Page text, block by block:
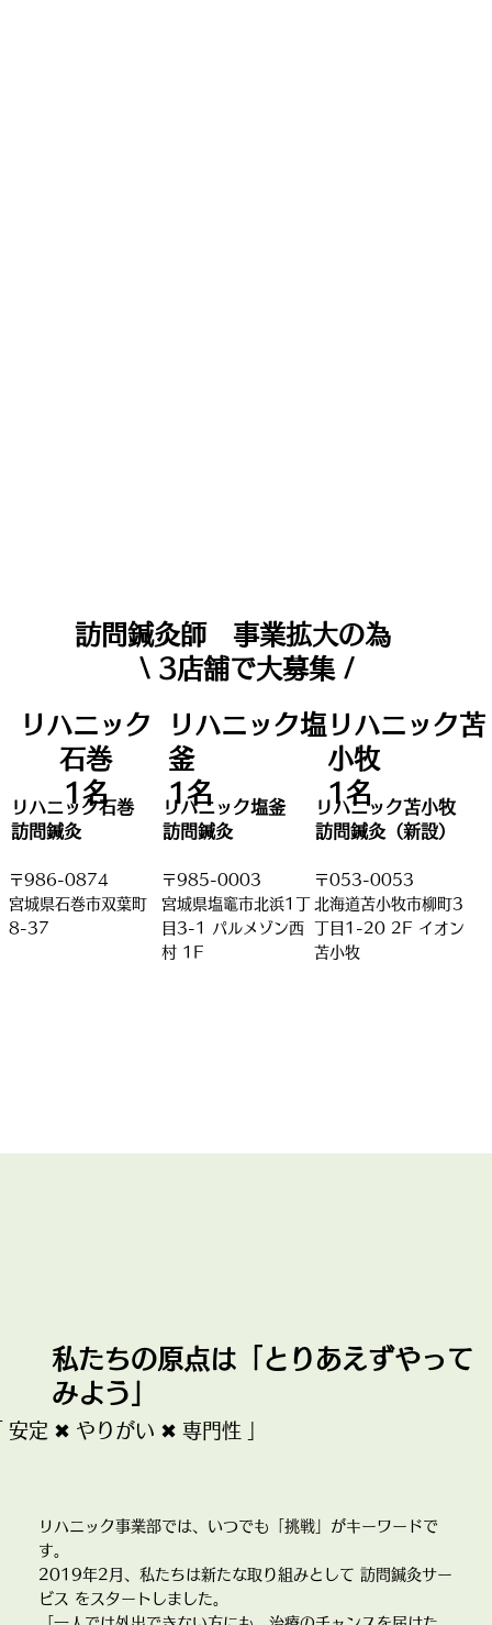
​訪問鍼灸師 事業拡大の為
\ 3店舗で大募集 /
リハニック
石巻
1名
リハニック塩
釜
1名
リハニック苫
小牧
1名
​リハニック石巻
訪問鍼灸
〒986-0874
宮城県石巻市双葉町
8-37
リハニック塩釜
訪問鍼灸
〒985-0003
宮城県塩竈市北浜1丁
目3-1 パルメゾン西
村 1F
​リハニック苫小牧
訪問鍼灸（新設）
〒053-0053
北海道苫小牧市柳町3
丁目1-20 2F イオン
苫小牧
安定 ✖ やりがい ✖ 専門性 」
私たちの原点は「とりあえずやって
みよう」
リハニック事業部では、いつでも「挑戦」がキーワードで
す。
2019年2月、私たちは新たな取り組みとして 訪問鍼灸サー
ビス をスタートしました。